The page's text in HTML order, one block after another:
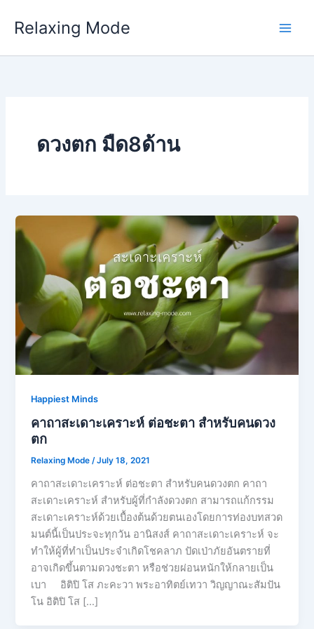
Relaxing Mode
ดวงตก มืด8ด้าน
Happiest Minds
คาถาสะเดาะเคราะห์ ต่อชะตา สำหรับคนดวง
ตก
Relaxing Mode/July 18, 2021
คาถาสะเดาะเคราะห์ ต่อชะตา สำหรับคนดวงตก คาถา
สะเดาะเคราะห์ สำหรับผู้ที่กำลังดวงตก สามารถแก้กรรม
สะเดาะเคราะห์ด้วยเบื้องต้นด้วยตนเองโดยการท่องบทสวด
มนต์นี้เป็นประจะทุกวัน อานิสงส์ คาถาสะเดาะเคราะห์ จะ
ทำให้ผู้ที่ทำเป็นประจำเกิดโชคลาภ ปัดเป่าภัยอันตรายที่
อาจเกิดขึ้นตามดวงชะตา หรือช่วยผ่อนหนักให้กลายเป็น
เบา อิติปิ โส ภะคะวา พระอาทิตย์เทวา วิญญาณะสัมปัน
โน อิติปิ โส […]